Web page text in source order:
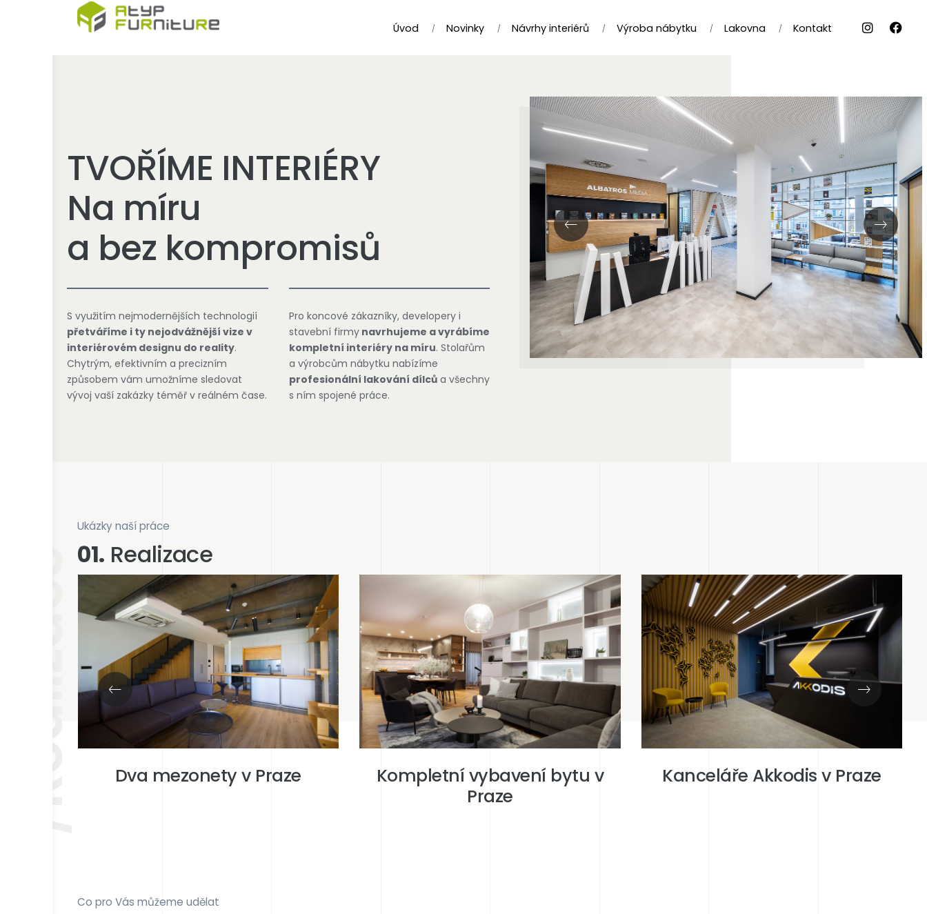
Úvod Novinky Návrhy interiérů Výroba nábytku Lakovna Kontakt
TVOŘÍME INTERIÉRY
Na míru
a bez kompromisů
S využitím nejmodernějších technologií
přetváříme i ty nejodvážnější vize v
interiérovém designu do reality.
Chytrým, efektivním a precizním
způsobem vám umožníme sledovat
vývoj vaší zakázky téměř v reálném čase.
Pro koncové zákazníky, developery i
stavební firmynavrhujeme a vyrábíme
kompletní interiéry na míru. Stolařům
a výrobcům nábytku nabízíme
profesionální lakování dílcůa všechny
s ním spojené práce.
/Realizace
Ukázky naší práce
01. Realizace
Dva mezonety v Praze
Kompletní vybavení bytu v
Praze
Kanceláře Akkodis v Praze
Co pro Vás můžeme udělat